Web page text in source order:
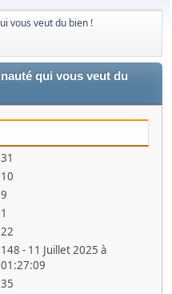
vous veut du bien !
qui vous veut du
31
10
9
1
22
148 - 11 Juillet 2025 à
01:27:09
35